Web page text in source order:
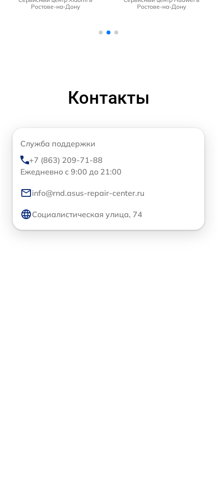
Ростове-на-Дону
Ростове-на-Дону
Контакты
Служба поддержки
+7 (863) 209-71-88
Ежедневно с 9:00 до 21:00
info@rnd.asus-repair-center.ru
Социалистическая улица, 74